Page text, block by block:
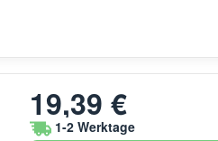
19,39 €
1-2 Werktage